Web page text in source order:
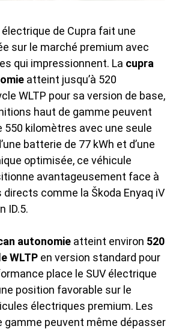
électrique de Cupra fait une
sur le marché premium avec
qui impressionnent. La cupra
atteint jusqu’à 520
WLTP pour sa version de base,
haut de gamme peuvent
550 kilomètres avec une seule
batterie de 77 kWh et d’une
optimisée, ce véhicule
avantageusement face à
comme la Škoda Enyaq iV
ID.5.
autonomie atteint environ 520
WLTP en version standard pour
place le SUV électrique
position favorable sur le
électriques premium. Les
gamme peuvent même dépasser